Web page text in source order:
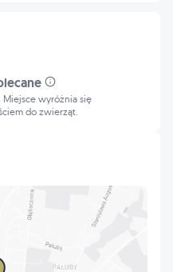
wyróżnia się
do zwierząt.